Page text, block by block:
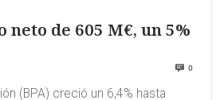
neto de 605 M€, un 5%
0
(BPA) creció un 6,4% hasta